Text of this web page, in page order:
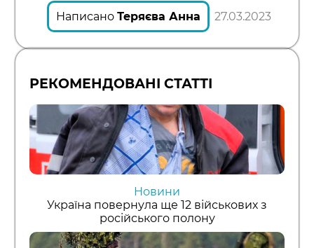
НаписаноТеряєва Анна 27.03.2023
РЕКОМЕНДОВАНІ СТАТТІ
Новини
Україна повернула ще 12 військових з
російського полону